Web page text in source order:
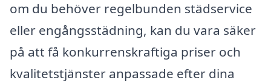
om du behöver regelbunden städservice
eller engångsstädning, kan du vara säker
på att få konkurrenskraftiga priser och
kvalitetstjänster anpassade efter dina